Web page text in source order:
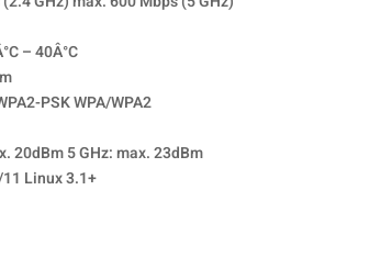
– 40Â°C
PSK WPA/WPA2
20dBm 5 GHz: max. 23dBm
Linux 3.1+